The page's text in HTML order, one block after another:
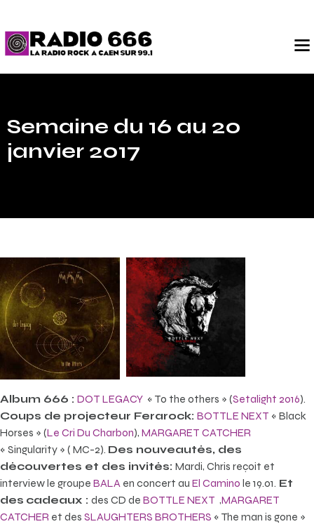
Semaine du 16 au 20
janvier 2017
Album 666 : DOT LEGACY « To the others » (Setalight 2016).
Coups de projecteur Ferarock: BOTTLE NEXT « Black
Horses » (Le Cri Du Charbon), MARGARET CATCHER
« Singularity » ( MC-2). Des nouveautés, des
découvertes et des invités: Mardi, Chris reçoit et
interview le groupe BALA en concert au El Camino le 19.01. Et
des cadeaux : des CD de BOTTLE NEXT ,MARGARET
CATCHER et des SLAUGHTERS BROTHERS « The man is gone »